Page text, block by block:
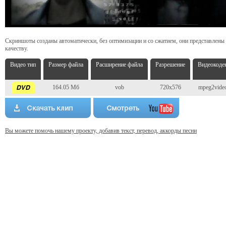
Скриншоты созданы автоматически, без оптимизации и со сжатием, они
качеству.
Видео тип Размер файла Расширение файла Разрешение
164.05 Мб vob 720x576
Вы можете помочь нашему проекту, добавив текст, перевод, аккорды песни